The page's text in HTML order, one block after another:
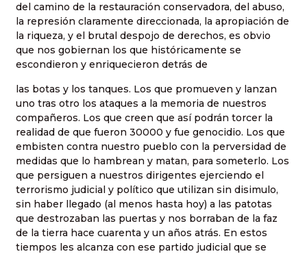
del camino de la restauración conservadora, del abuso,
la represión claramente direccionada, la apropiación de
la riqueza, y el brutal despojo de derechos, es obvio
que nos gobiernan los que históricamente se
escondieron y enriquecieron detrás de
las botas y los tanques. Los que promueven y lanzan
uno tras otro los ataques a la memoria de nuestros
compañeros. Los que creen que así podrán torcer la
realidad de que fueron 30000 y fue genocidio. Los que
embisten contra nuestro pueblo con la perversidad de
medidas que lo hambrean y matan, para someterlo. Los
que persiguen a nuestros dirigentes ejerciendo el
terrorismo judicial y político que utilizan sin disimulo,
sin haber llegado (al menos hasta hoy) a las patotas
que destrozaban las puertas y nos borraban de la faz
de la tierra hace cuarenta y un años atrás. En estos
tiempos les alcanza con ese partido judicial que se